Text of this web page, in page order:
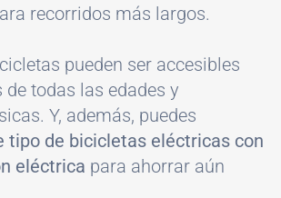
recorridos más largos.
pueden ser accesibles
de todas las edades y
Y, además, puedes
tipo de bicicletas eléctricas con
eléctrica para ahorrar aún